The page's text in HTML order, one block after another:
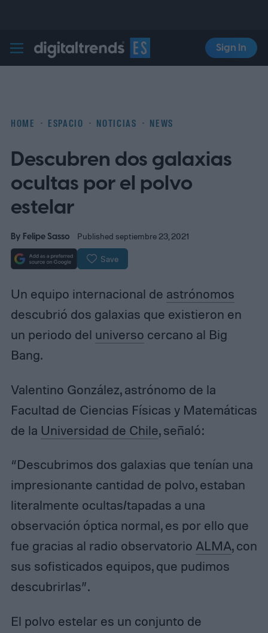
Digital Trends Español
Sign In
HOME ESPACIO NOTICIAS NEWS
Descubren dos galaxias
ocultas por el polvo
estelar
By Felipe Sasso Published septiembre 23, 2021
Save
Un equipo internacional de astrónomos
descubrió dos galaxias que existieron en
un periodo del universo cercano al Big
Bang.
Valentino González, astrónomo de la
Facultad de Ciencias Físicas y Matemáticas
de la Universidad de Chile, señaló:
“Descubrimos dos galaxias que tenían una
impresionante cantidad de polvo, estaban
literalmente ocultas/tapadas a una
observación óptica normal, es por ello que
fue gracias al radio observatorio ALMA, con
sus sofisticados equipos, que pudimos
descubrirlas”.
El polvo estelar es un conjunto de